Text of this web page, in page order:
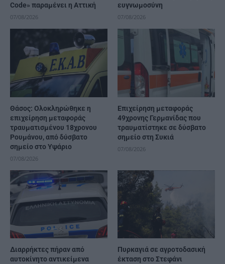
Code» παραμένει η Αττική
07/08/2026
ευγνωμοσύνη
07/08/2026
Θάσος: Ολοκληρώθηκε η
επιχείρηση μεταφοράς
τραυματισμένου 18χρονου
Ρουμάνου, από δύσβατο
σημείο στο Υψάριο
07/08/2026
Επιχείρηση μεταφοράς
49χρονης Γερμανίδας που
τραυματίστηκε σε δύσβατο
σημείο στη Συκιά
07/08/2026
Διαρρήκτες πήραν από
αυτοκίνητο αντικείμενα
Πυρκαγιά σε αγροτοδασική
έκταση στο Στεφάνι